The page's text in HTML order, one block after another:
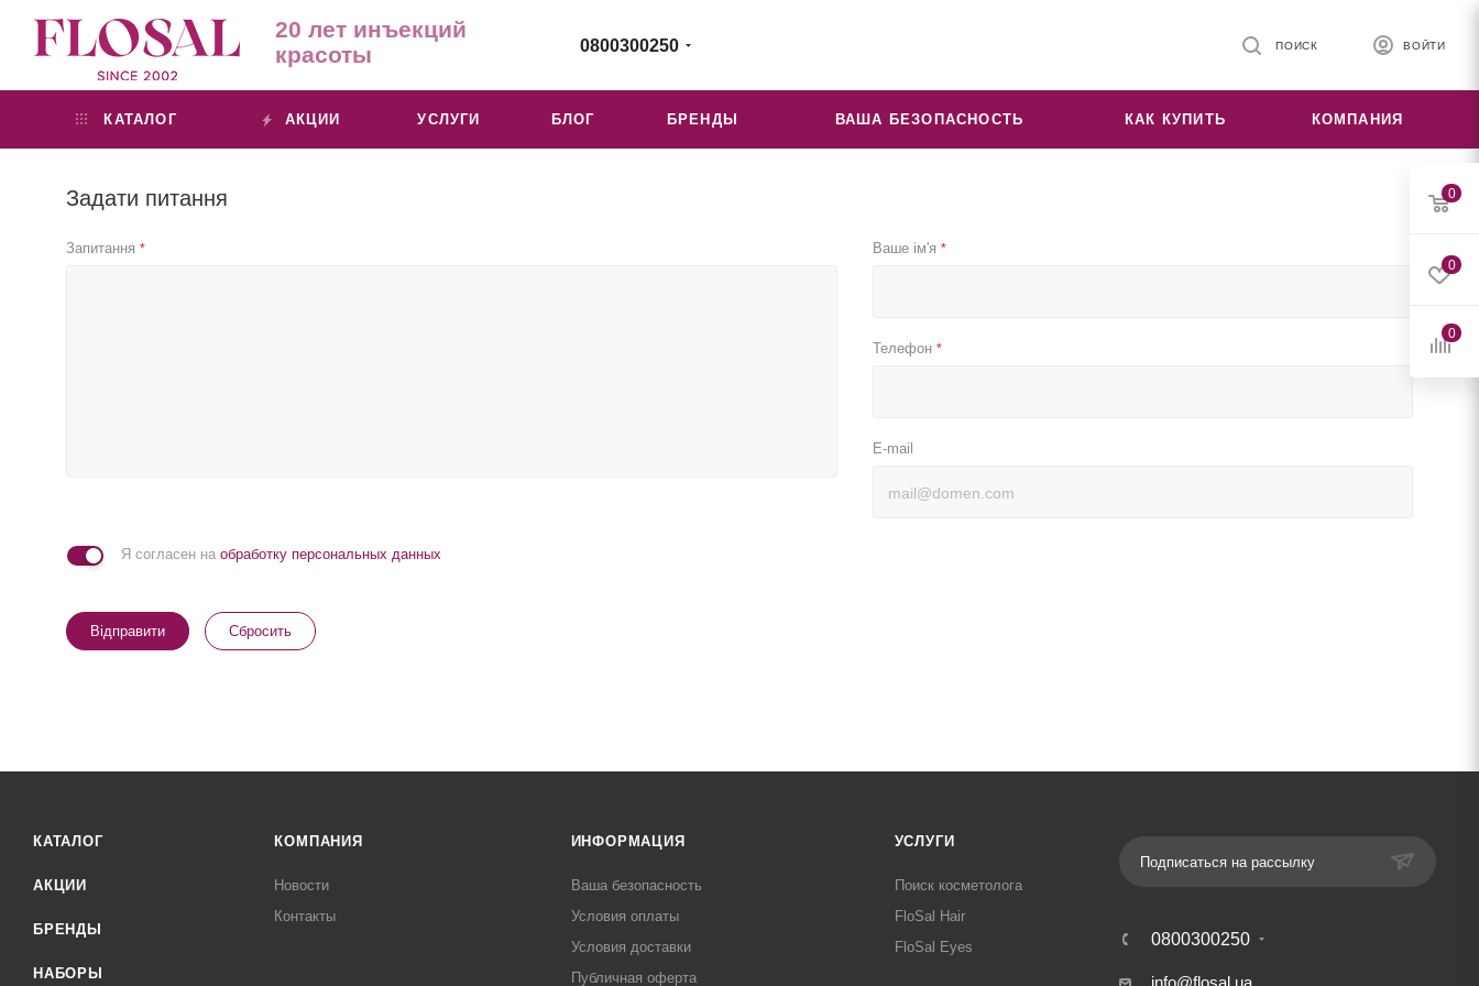
20 лет инъекций
красоты
0800300250 ВОЙТИ
ПОИСК
КАТАЛОГ АКЦИИ УСЛУГИ БЛОГ БРЕНДЫ ВАША БЕЗОПАСНОСТЬ КАК КУПИТЬ КОМПАНИЯ
Задати питання
Запитання * Ваше ім'я *
Телефон *
E-mail
Я согласен на обработку персональных данных
Відправити Сбросить
КАТАЛОГ
АКЦИИ
БРЕНДЫ
НАБОРЫ
КОМПАНИЯ
Новости
Контакты
ИНФОРМАЦИЯ
Ваша безопасность
Условия оплаты
Условия доставки
Публичная оферта
УСЛУГИ
Поиск косметолога
FloSal Hair
FloSal Eyes
Подписаться на рассылку
0800300250
info@flosal.ua
0
0
0